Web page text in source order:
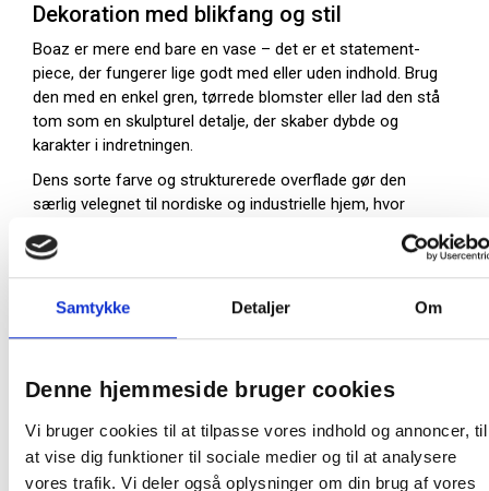
Samtykke Detaljer Om
Denne hjemmeside bruger cookies
Vi bruger cookies til at tilpasse vores indhold og annoncer, til
at vise dig funktioner til sociale medier og til at analysere
vores trafik. Vi deler også oplysninger om din brug af vores
Dekoration med blikfang og stil
Boaz er mere end bare en vase – det er et statement-
piece, der fungerer lige godt med eller uden indhold. Brug
den med en enkel gren, tørrede blomster eller lad den stå
tom som en skulpturel detalje, der skaber dybde og
karakter i indretningen.
Dens sorte farve og strukturerede overflade gør den
særlig velegnet til nordiske og industrielle hjem, hvor
Materiale:
Højde:25 cm
Design:Råt og moderne med karakterfuld struktur
Anvendelse:Til tørrede blomster, grene eller som
dekoration